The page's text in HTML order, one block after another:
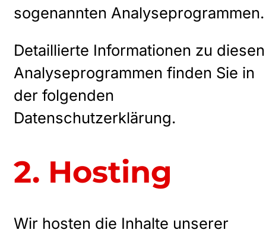
sogenannten Analyseprogrammen.
Detaillierte Informationen zu diesen
Analyseprogrammen finden Sie in
der folgenden
Datenschutzerklärung.
2. Hosting
Wir hosten die Inhalte unserer